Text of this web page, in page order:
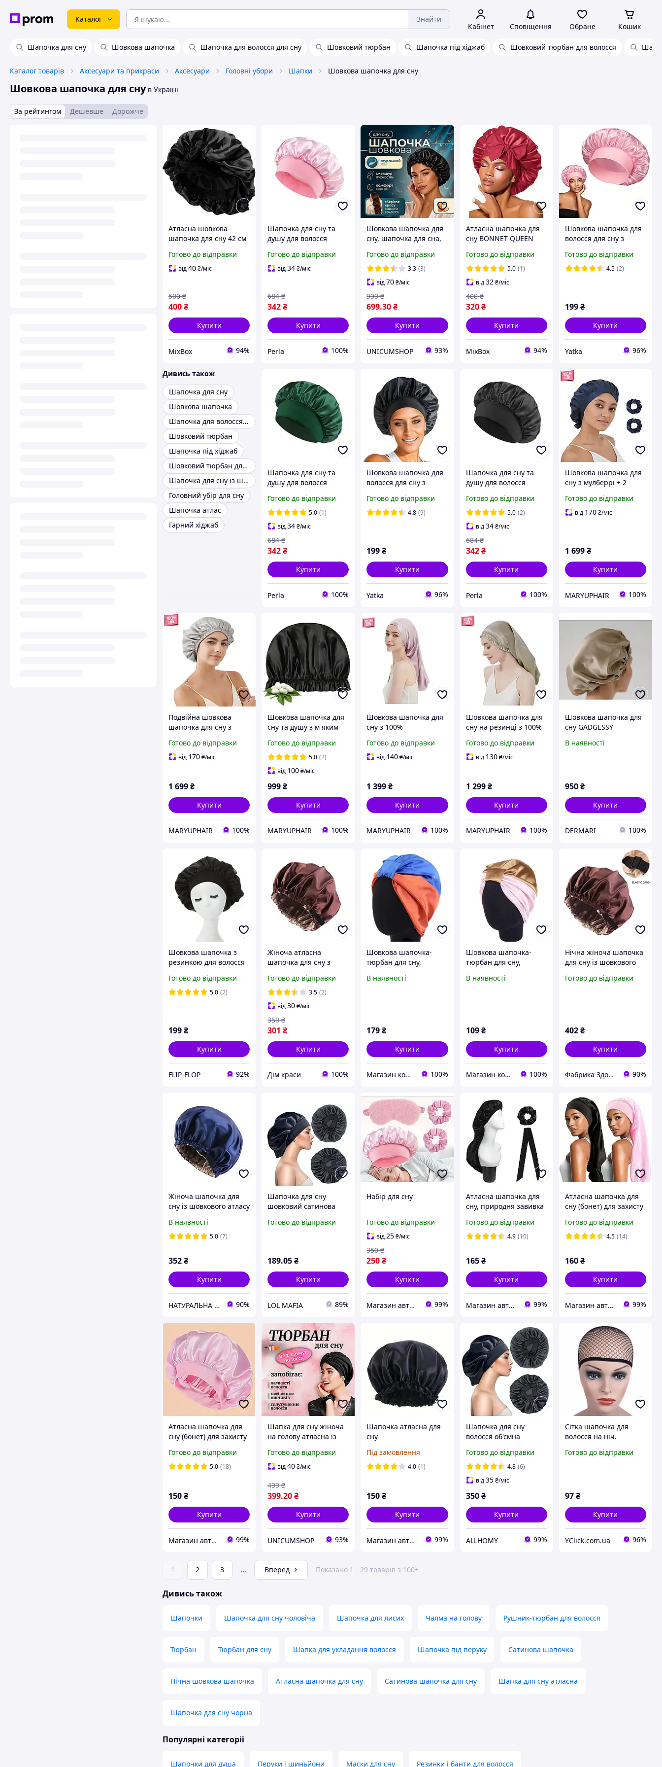
Каталог Знайти
Кабінет Сповіщення Обране Кошик
Шапочка для сну Шовкова шапочка Шапочка для волосся для сну Шовковий тюрбан Шапочка під хіджаб Шовковий тюрбан для волосся
Каталог товарів Аксесуари та прикраси Аксесуари Головні убори Шапки Шовкова шапочка для сну
Шовкова шапочка для снув Україні
За рейтингом Дешевше Дорожче
Атласна шовкова
шапочка для сну 42 см
ремінцем 58 см,
нековзка для
Готово до відправки
від40₴/міс
400₴
500 ₴
Купити
MixBox 94%
Шапочка для сну та
душу для волосся
від пухнастості
ламкості та вологи
Готово до відправки
від34₴/міс
342₴
684 ₴
Купити
Perla 100%
Шовкова шапочка для
сну, шапочка для сна,
чоловіча Hechpro
(LOGO01)
Готово до відправки
3.3 (3)
від70₴/міс
699.30₴
999 ₴
Купити
UNICUMSHOP 93%
Атласна шапочка для
сну BONNET QUEEN
шовкова нічна шапка
для волосся
регульована для
кучерявого волосся з
стрічкою
Готово до відправки
5.0 (1)
від32 ₴/міс
320 ₴
400 ₴
Купити
MixBox 94%
Шовкова шапочка для
волосся для сну з
Готово до відправки
4.5 (2)
199₴
Купити
Yatka 96%
Дивись також
Шапочка для сну
Шовкова шапочка
Шапочка для волосся для сну
Шовковий тюрбан
Шапочка під хіджаб
Шовковий тюрбан для волосся
Шапочка для сну із шовку
Головний убір для сну
Шапочка атлас
Гарний хіджаб
Шапочка для сну та
душу для волосся
від пухнастості
ламкості та вологи
Зелений
Готово до відправки
5.0 (1)
від34₴/міс
342₴
684 ₴
Купити
Perla 100%
Шовкова шапочка для
волосся для сну з
Готово до відправки
4.8 (9)
199₴
Купити
Yatka 96%
Шапочка для сну та
душу для волосся
від пухнастості
ламкості та вологи
Чорний
Готово до відправки
5.0 (2)
від34 ₴/міс
342 ₴
684 ₴
Купити
Perla 100%
Шовкова шапочка для
сну з мулберрі + 2
для волосся (синій)
Готово до відправки
від 170₴/міс
1 699₴
Купити
MARYUPHAIR 100%
Подвійна шовкова
шапочка для сну з
резинкою (сірий)
Готово до відправки
від 170₴/міс
1 699₴
Купити
MARYUPHAIR 100%
Шовкова шапочка для
сну та душу з м яким
(чорний)
Готово до відправки
5.0 (2)
від 100₴/міс
999₴
Купити
MARYUPHAIR 100%
Шовкова шапочка для
сну з 100%
для захисту волосся
(лавандовий)
Готово до відправки
від 140₴/міс
1 399₴
Купити
MARYUPHAIR 100%
Шовкова шапочка для
сну на резинці з 100%
для захисту волосся
(бежевий)
Готово до відправки
від 130 ₴/міс
1 299 ₴
Купити
MARYUPHAIR 100%
Шовкова шапочка для
сну GADGESSY
В наявності
950₴
Купити
DERMARI 100%
Шовкова шапочка з
резинкою для волосся
Готово до відправки
5.0 (2)
199₴
Купити
FLIP-FLOP 92%
Жіноча атласна
шапочка для сну з
захисту волосся
Двошарова шапка із
шовкового атласу
Готово до відправки
3.5 (2)
від30₴/міс
301 ₴
350 ₴
Купити
Дім краси 100%
Шовкова шапочка-
тюрбан для сну,
колір Синьо-
В наявності
179₴
Купити
Магазин корисних товарів 100%
Шовкова шапочка-
тюрбан для сну,
колір Рожево-золотий
В наявності
109 ₴
Купити
Магазин корисних товарів 100%
Нічна жіноча шапочка
для сну із шовкового
волосся двошарова з
Готово до відправки
402₴
Купити
Фабрика Здоров'я 90%
Жіноча шапочка для
сну із шовкового атласу
шапка для волосся
двошарова
В наявності
5.0 (7)
352₴
Купити
НАТУРАЛЬНА КОСМЕТИКА ☘️DMS-COSMETICS COMPANY☘️ 90%
Шапочка для сну
шовковий сатинова
Готово до відправки
189.05₴
Купити
LOL MAFIA 89%
Набір для сну
Готово до відправки
від25₴/міс
250₴
350 ₴
Купити
Магазин авторської косметики "Валькірія" 99%
Атласна шапочка для
сну, природня завивка
Готово до відправки
4.9 (10)
165 ₴
Купити
Магазин авторської косметики "Валькірія" 99%
Атласна шапочка для
сну (бонет) для захисту
кучерявого, довгого та
фарбованого волосся
Готово до відправки
4.5 (14)
160₴
Купити
Магазин авторської косметики "Валькірія" 99%
Атласна шапочка для
сну (бонет) для захисту
Готово до відправки
5.0 (18)
150₴
Купити
Магазин авторської косметики "Валькірія" 99%
Шапка для сну жіноча
на голову атласна із
штучного шовку
Hechpro чорна (05)
Готово до відправки
від40₴/міс
399.20₴
499 ₴
Купити
UNICUMSHOP 93%
Шапочка атласна для
сну
Під замовлення
4.0 (1)
150₴
Купити
Магазин авторської косметики "Валькірія" 99%
Шапочка для сну
волосся об'ємна
сатинова чорна
Готово до відправки
4.8 (6)
від35 ₴/міс
350 ₴
Купити
ALLHOMY 99%
Сітка шапочка для
волосся на ніч.
перука Soydi Чорна
Готово до відправки
97₴
Купити
YClick.com.ua 96%
1 2 3 ... Вперед Показано 1 - 29 товарів з 100+
Дивись також
Шапочки Шапочка для сну чоловіча Шапочка для лисих Чалма на голову Рушник-тюрбан для волосся
Тюрбан Тюрбан для сну Шапка для укладання волосся Шапочка під перуку Сатинова шапочка
Нічна шовкова шапочка Атласна шапочка для сну Сатинова шапочка для сну Шапка для сну атласна
Шапочка для сну чорна
Популярні категорії
Шапочки для душа Перуки і шиньйони Маски для сну Резинки і банти для волосся